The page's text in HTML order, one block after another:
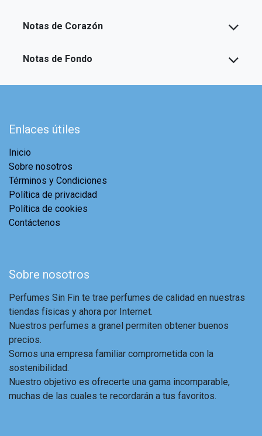
Notas de Corazón
Notas de Fondo
Enlaces útiles
Inicio
Sobre nosotros
Términos y Condiciones
Política de privacidad
Política de cookies
Contáctenos
Sobre nosotros
Perfumes Sin Fin te trae perfumes de calidad en nuestras
tiendas físicas y ahora por Internet.
Nuestros perfumes a granel permiten obtener buenos
precios.
Somos una empresa familiar comprometida con la
sostenibilidad.
Nuestro objetivo es ofrecerte una gama incomparable,
muchas de las cuales te recordarán a tus favoritos.